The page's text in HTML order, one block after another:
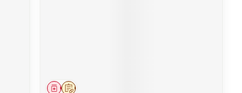
Op voorschrift
Geneesmiddel